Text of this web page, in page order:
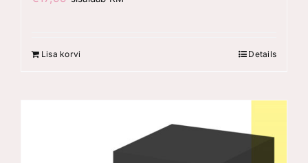
Lisa korvi Details